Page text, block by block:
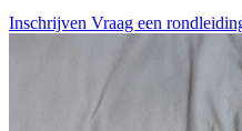
Inschrijven Vraag een